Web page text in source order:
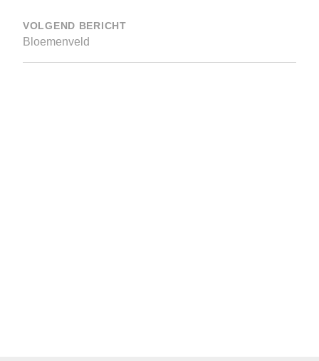
VOLGEND BERICHT
Bloemenveld